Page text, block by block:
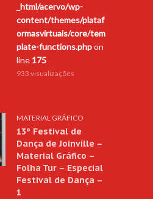
_html/acervo/wp-
content/themes/plataf
ormasvirtuais/core/tem
plate-functions.phpon
line 175
933 visualizações
MATERIAL GRÁFICO
13º Festival de
Dança de Joinville –
Material Gráfico –
Folha Tur – Especial
Festival de Dança –
1